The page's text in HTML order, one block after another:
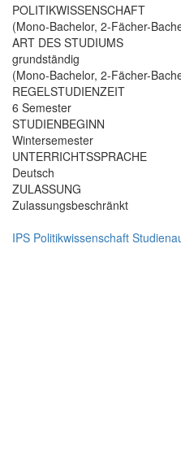
POLITIKWISSENSCHAFT
(Mono-Bachelor, 2-Fächer-
ART DES STUDIUMS
grundständig
(Mono-Bachelor, 2-Fächer-
REGELSTUDIENZEIT
6 Semester
STUDIENBEGINN
Wintersemester
UNTERRICHTSSPRACHE
Deutsch
ZULASSUNG
Zulassungsbeschränkt
IPS Politikwissenschaft